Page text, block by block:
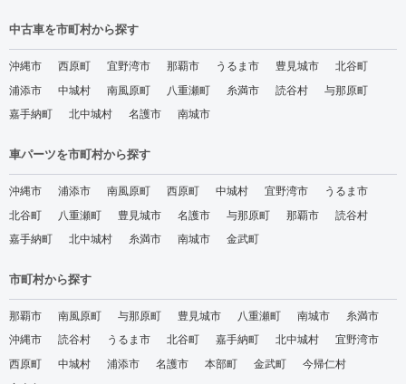
中古車を市町村から探す
沖縄市 西原町 宜野湾市 那覇市 うるま市 豊見城市
北谷町
浦添市
中城村 南風原町 八重瀬町 糸満市 読谷村
与那原町
嘉手納町
北中城村 名護市 南城市
車パーツを市町村から探す
沖縄市 浦添市 南風原町 西原町 中城村 宜野湾市
うるま市
北谷町
八重瀬町 豊見城市 名護市 与那原町 那覇市
読谷村
嘉手納町
北中城村 糸満市 南城市 金武町
市町村から探す
那覇市 南風原町 与那原町 豊見城市 八重瀬町 南城市
糸満市
沖縄市
読谷村 うるま市 北谷町 嘉手納町 北中城村
宜野湾市
西原町
中城村 浦添市 名護市 本部町 金武町
今帰仁村